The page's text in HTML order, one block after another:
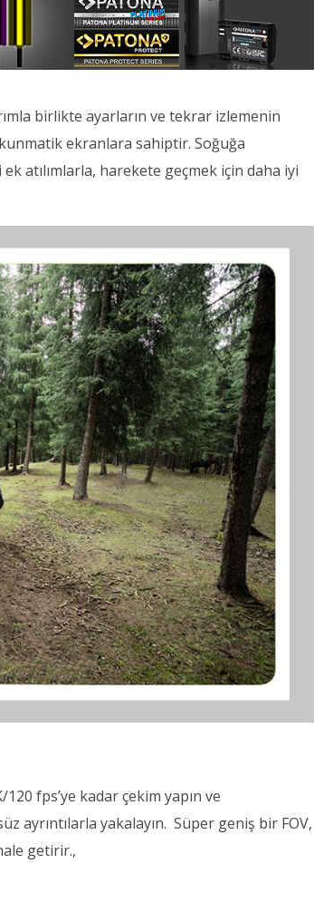
birlikte ayarların ve tekrar izlemenin
ekranlara sahiptir. Soğuğa
atılımlarla, harekete geçmek için daha iyi
fps’ye kadar çekim yapın ve
ayrıntılarla yakalayın. Süper geniş bir FOV,
getirir.,